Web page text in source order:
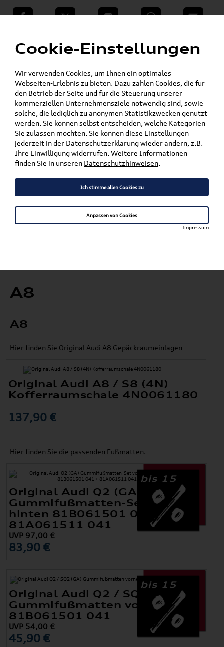
teilen Twitter Instagram WhatsApp E-Mail
VW Shop - VW Originalteile und Zubehör »
» Audi Original Zubehör »
Komfort & Schutz Gepäckraumeinlagen
» A8
Mein Kundenkonto Warenkorb
Artikel für ihr Modell
Marke wählen
A8
A8
Hier finden Sie Original Audi A8 Gepäckraumeinlagen
Original Audi A8 / S8 (4N)
Kofferraumschale 4N0061180
137,90 €
Hier finden Sie die passenden Fußmatten.
bis 15
Original Audi Q2 (GA)
Gummifußmatten-Set vorne +
hinten 81B061501 041 +
81A061511 041
UVP97,00 €
83,90 €
bis 15
Original Audi Q2 / SQ2 (GA)
Gummifußmatten vorne
81B061501 041
UVP54,00 €
45,90 €
Cookie-Einstellungen
Wir verwenden Cookies, um Ihnen ein optimales
Webseiten-Erlebnis zu bieten. Dazu zählen Cookies, die für
den Betrieb der Seite und für die Steuerung unserer
kommerziellen Unternehmensziele notwendig sind, sowie
solche, die lediglich zu anonymen Statistikzwecken genutzt
werden. Sie können selbst entscheiden, welche Kategorien
Sie zulassen möchten. Sie können diese Einstellungen
jederzeit in der Datenschutzerklärung wieder ändern, z.B.
Ihre Einwilligung widerrufen. Weitere Informationen
finden Sie in unseren Datenschutzhinweisen.
Ich stimme allen Cookies zu
Anpassen von Cookies
Impressum